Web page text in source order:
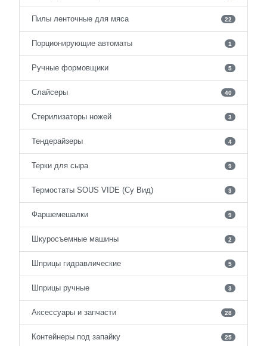
Пилы ленточные для мяса 22
Порционирующие автоматы 1
Ручные формовщики 5
Слайсеры 40
Стерилизаторы ножей 3
Тендерайзеры 4
Терки для сыра 9
Термостаты SOUS VIDE (Су Вид) 3
Фаршемешалки 9
Шкуросъемные машины 2
Шприцы гидравлические 5
Шприцы ручные 3
Аксессуары и запчасти 28
Контейнеры под запайку 25